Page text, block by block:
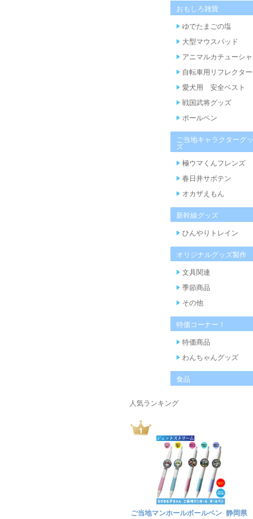
おもしろ雑貨
ゆでたまごの塩
大型マウスパッド
アニマルカチューシャ
自転車用リフレクター
愛犬用 安全ベスト
戦国武将グッズ
ボールペン
ご当地キャラクターグッ
ズ
極ウマくんフレンズ
春日井サボテン
オカザえもん
新幹線グッズ
ひんやりトレイン
オリジナルグッズ製作
文具関連
季節商品
その他
特価コーナー！
特価商品
わんちゃんグッズ
食品
人気ランキング
ご当地マンホールボールペン 静岡県